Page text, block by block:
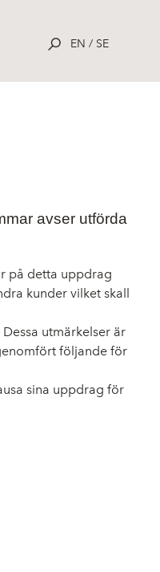
EN / SE
avser utförda
på detta uppdrag
kunder vilket skall
utmärkelser är
följande för
sina uppdrag för